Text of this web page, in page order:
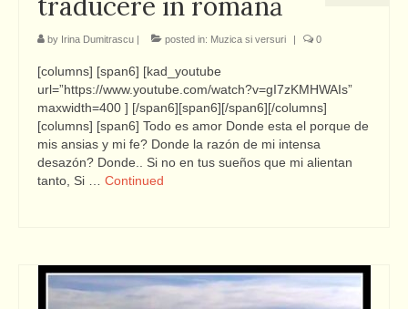
by Irina Dumitrascu | posted in: Muzica si versuri | 0
[columns] [span6] [kad_youtube
url=”https://www.youtube.com/watch?v=gI7zKMHWAIs”
maxwidth=400 ] [/span6][span6][/span6][/columns]
[columns] [span6] Todo es amor Donde esta el porque de
mis ansias y mi fe? Donde la razón de mi intensa
desazón? Donde.. Si no en tus sueños que mi alientan
tanto, Si … Continued